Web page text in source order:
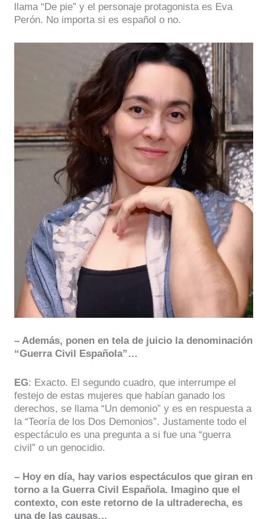
llama “De pie” y el personaje protagonista es Eva
Perón. No importa si es español o no.
– Además, ponen en tela de juicio la denominación
“Guerra Civil Española”…
EG: Exacto. El segundo cuadro, que interrumpe el
festejo de estas mujeres que habían ganado los
derechos, se llama “Un demonio” y es en respuesta a
la “Teoría de los Dos Demonios”. Justamente todo el
espectáculo es una pregunta a si fue una “guerra
civil” o un genocidio.
– Hoy en día, hay varios espectáculos que giran en
torno a la Guerra Civil Española. Imagino que el
contexto, con este retorno de la ultraderecha, es
una de las causas…